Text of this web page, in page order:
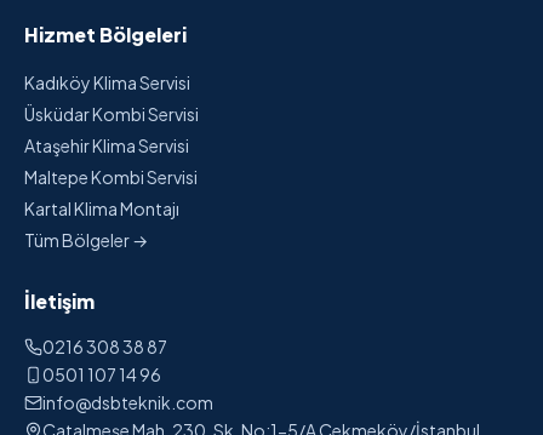
Hizmet Bölgeleri
Kadıköy Klima Servisi
Üsküdar Kombi Servisi
Ataşehir Klima Servisi
Maltepe Kombi Servisi
Kartal Klima Montajı
Tüm Bölgeler →
İletişim
0216 308 38 87
0501 107 14 96
info@dsbteknik.com
Çatalmeşe Mah. 230. Sk. No:1-5/A Çekmeköy/İstanbul